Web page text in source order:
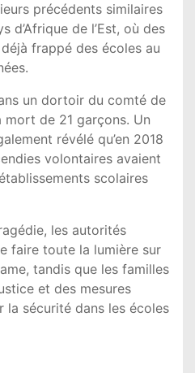
précédents similaires
d’Afrique de l’Est, où des
frappé des écoles au
un dortoir du comté de
de 21 garçons. Un
révélé qu’en 2018
volontaires avaient
scolaires
les autorités
faire toute la lumière sur
tandis que les familles
et des mesures
la sécurité dans les écoles